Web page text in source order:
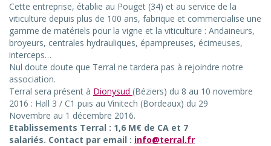
Cette entreprise, établie au Pouget (34) et au service de la
viticulture depuis plus de 100 ans, fabrique et commercialise une
gamme de matériels pour la vigne et la viticulture : Andaineurs,
broyeurs, centrales hydrauliques, épampreuses, écimeuses,
interceps…
Nul doute doute que Terral ne tardera pas à rejoindre notre
association.
Terral sera présent à Dionysud (Béziers) du 8 au 10 novembre
2016 : Hall 3 / C1 puis au Vinitech (Bordeaux) du 29
Novembre au 1 décembre 2016.
Etablissements Terral : 1,6 M€ de CA et 7
salariés. Contact par email : info@terral.fr